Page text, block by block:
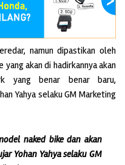
namun dipastikan oleh
akan di hadirkannya akan
yang benar benar baru,
Yahya selaku GM Marketing
naked bike dan akan
Yohan Yahya selaku GM